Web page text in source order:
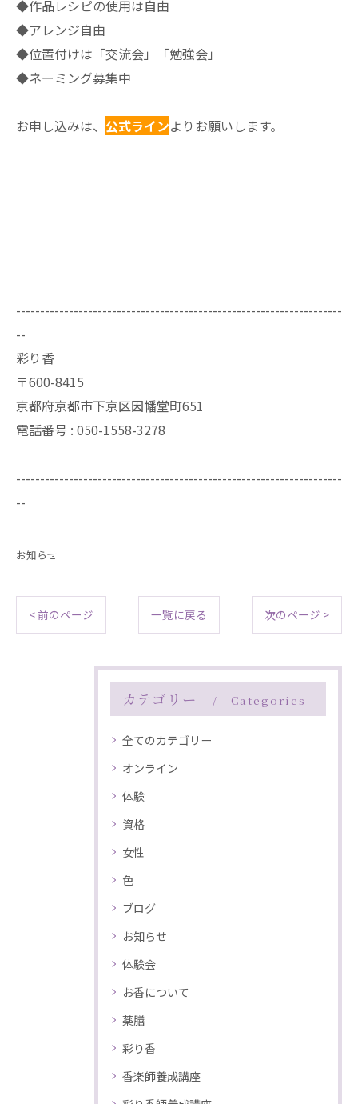
◆作品レシピの使用は自由
◆アレンジ自由
◆位置付けは「交流会」「勉強会」
◆ネーミング募集中
お申し込みは、 公式ラインよりお願いします。
--------------------------------------------------------------------
--
彩り香
〒600-8415
京都府京都市下京区因幡堂町651
電話番号 : 050-1558-3278
--------------------------------------------------------------------
--
お知らせ
< 前のページ 一覧に戻る 次のページ >
カテゴリー Categories
全てのカテゴリー
オンライン
体験
資格
女性
色
ブログ
お知らせ
体験会
お香について
薬膳
彩り香
香楽師養成講座